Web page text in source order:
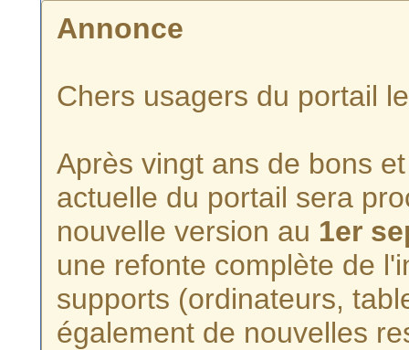
Annonce
Chers usagers du portail
Après vingt ans de bons
actuelle du portail sera
nouvelle version au 1er
une refonte complète de
supports (ordinateurs,
également de nouvelles